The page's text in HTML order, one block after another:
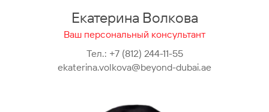
Екатерина Волкова
Ваш персональный консультант
Тел.: +7 (812) 244-11-55
ekaterina.volkova@beyond-dubai.ae